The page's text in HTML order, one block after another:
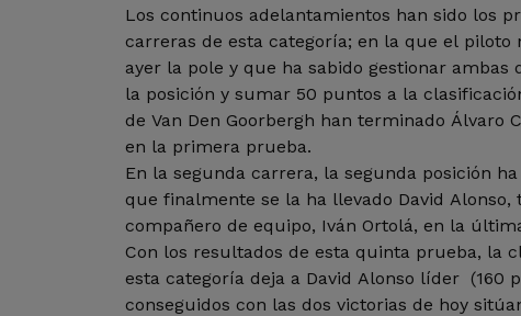
Los continuos adelantamientos han sido los
carreras de esta categoría; en la que el piloto
ayer la pole y que ha sabido gestionar
la posición y sumar 50 puntos a la
de Van Den Goorbergh han terminado Álvaro
en la primera prueba.
En la segunda carrera, la segunda posición
que finalmente se la ha llevado David Alonso,
compañero de equipo, Iván Ortolá, en la
Con los resultados de esta quinta prueba, la
esta categoría deja a David Alonso líder (160
conseguidos con las dos victorias de hoy